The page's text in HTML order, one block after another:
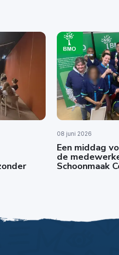
08 juni 2026
Een middag
de
Schoonmaak